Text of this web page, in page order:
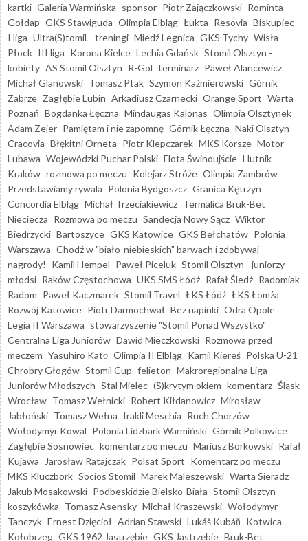
kartki Galeria Warmińska sponsor Piotr Zajączkowski Rominta
Gołdap GKS Stawiguda Olimpia Elbląg Łukta Resovia Biskupiec
I liga Ultra(S)tomiL treningi Miedź Legnica GKS Tychy Wisła
Płock III liga Korona Kielce Lechia Gdańsk Stomil Olsztyn -
kobiety AS Stomil Olsztyn R-Gol terminarz Paweł Alancewicz
Michał Glanowski Tomasz Ptak Szymon Kaźmierowski Górnik
Zabrze Zagłębie Lubin Arkadiusz Czarnecki Orange Sport Warta
Poznań Bogdanka Łęczna Mindaugas Kalonas Olimpia Olsztynek
Adam Zejer Pamiętam i nie zapomnę Górnik Łęczna Naki Olsztyn
Cracovia Błękitni Orneta Piotr Klepczarek MKS Korsze Motor
Lubawa Wojewódzki Puchar Polski Flota Świnoujście Hutnik
Kraków rozmowa po meczu Kolejarz Stróże Olimpia Zambrów
Przedstawiamy rywala Polonia Bydgoszcz Granica Kętrzyn
Concordia Elbląg Michał Trzeciakiewicz Termalica Bruk-Bet
Nieciecza Rozmowa po meczu Sandecja Nowy Sącz Wiktor
Biedrzycki Bartoszyce GKS Katowice GKS Bełchatów Polonia
Warszawa Chodź w "biało-niebieskich" barwach i zdobywaj
nagrody!
Kamil Hempel Paweł Piceluk Stomil Olsztyn - juniorzy
młodsi Raków Częstochowa UKS SMS Łódź Rafał Śledź Radomiak
Radom Paweł Kaczmarek Stomil Travel ŁKS Łódź ŁKS Łomża
Rozwój Katowice Piotr Darmochwał Bez napinki Odra Opole
Legia II Warszawa stowarzyszenie "Stomil Ponad Wszystko"
Centralna Liga Juniorów Dawid Mieczkowski Rozmowa przed
meczem Yasuhiro Katō Olimpia II Elbląg Kamil Kiereś Polska U-21
Chrobry Głogów Stomil Cup felieton Makroregionalna Liga
Juniorów Młodszych Stal Mielec (S)krytym okiem komentarz Śląsk
Wrocław Tomasz Wełnicki Robert Kiłdanowicz Mirosław
Jabłoński Tomasz Wełna Irakli Meschia Ruch Chorzów
Wołodymyr Kowal Polonia Lidzbark Warmiński Górnik Polkowice
Zagłębie Sosnowiec komentarz po meczu Mariusz Borkowski Rafał
Kujawa
Jarosław Ratajczak Polsat Sport Komentarz po meczu
MKS Kluczbork Socios Stomil Marek Maleszewski Warta Sieradz
Jakub Mosakowski Podbeskidzie Bielsko-Biała Stomil Olsztyn -
koszykówka Tomasz Asensky Michał Kraszewski Wołodymyr
Tanczyk Ernest Dzięcioł Adrian Stawski Lukáš Kubáň Kotwica
Kołobrzeg GKS 1962 Jastrzębie GKS Jastrzębie Bruk-Bet